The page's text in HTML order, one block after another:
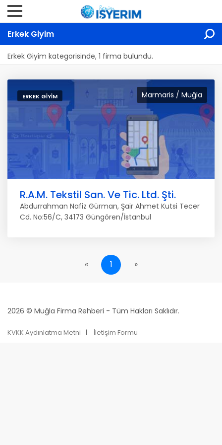
Erkek Giyim
Erkek Giyim kategorisinde, 1 firma bulundu.
Marmaris / Muğla
ERKEK GIYIM
R.A.M. Tekstil San. Ve Tic. Ltd. Şti.
Abdurrahman Nafiz Gürman, Şair Ahmet Kutsi Tecer
Cd. No:56/C, 34173 Güngören/İstanbul
« 1 »
2026 © Muğla Firma Rehberi - Tüm Hakları Saklıdır.
KVKK Aydınlatma Metni İletişim Formu